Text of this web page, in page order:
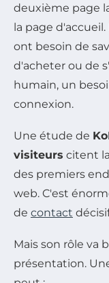
deuxième page
la page
ont besoin de
d'acheter ou de
humain, un
connexion.
Une étude de
visiteurs citent
des premiers
web. C'est
de contact
Mais son rôle va
présentation.